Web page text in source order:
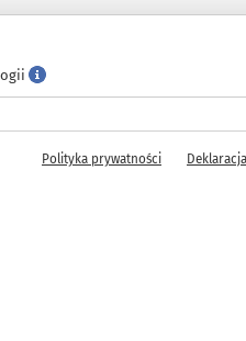
Polityka prywatności